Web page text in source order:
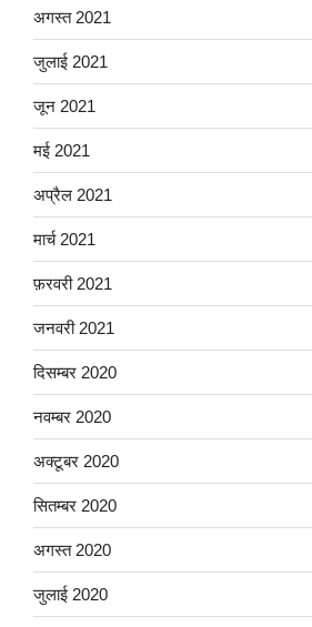
अगस्त 2021
जुलाई 2021
जून 2021
मई 2021
अप्रैल 2021
मार्च 2021
फ़रवरी 2021
जनवरी 2021
दिसम्बर 2020
नवम्बर 2020
अक्टूबर 2020
सितम्बर 2020
अगस्त 2020
जुलाई 2020